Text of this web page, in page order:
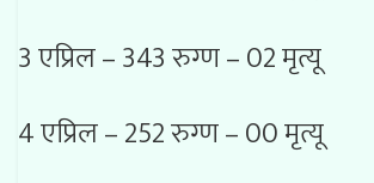
3 एप्रिल – 343 रुग्ण – 02 मृत्यू
4 एप्रिल – 252 रुग्ण – 00 मृत्यू